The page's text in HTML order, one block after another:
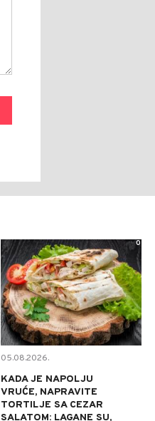
0
05.08.2026.
KADA JE NAPOLJU
VRUĆE, NAPRAVITE
TORTILJE SA CEZAR
SALATOM: LAGANE SU,